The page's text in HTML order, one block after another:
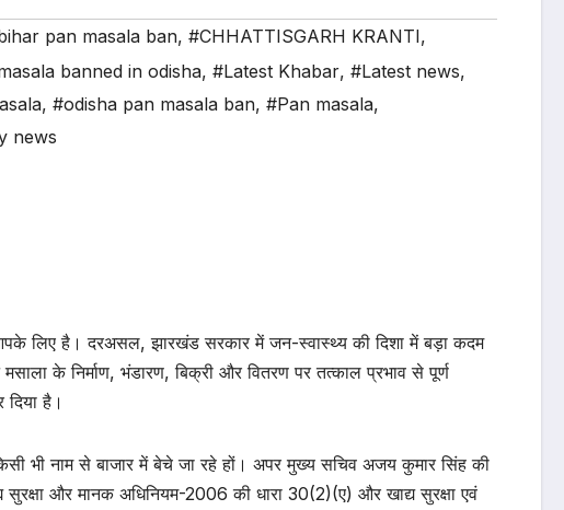
pan masala ban, #CHHATTISGARH KRANTI,
banned in odisha, #Latest Khabar, #Latest news,
, #odisha pan masala ban, #Pan masala,
news
लिए है। दरअसल, झारखंड सरकार में जन-स्वास्थ्य की दिशा में बड़ा कदम
के निर्माण, भंडारण, बिक्री और वितरण पर तत्काल प्रभाव से पूर्ण
है।
भी नाम से बाजार में बेचे जा रहे हों। अपर मुख्य सचिव अजय कुमार सिंह की
और मानक अधिनियम-2006 की धारा 30(2)(ए) और खाद्य सुरक्षा एवं